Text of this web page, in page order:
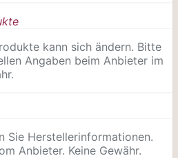
kann sich ändern. Bitte
Angaben beim Anbieter im
Sie Herstellerinformationen.
Anbieter. Keine Gewähr.